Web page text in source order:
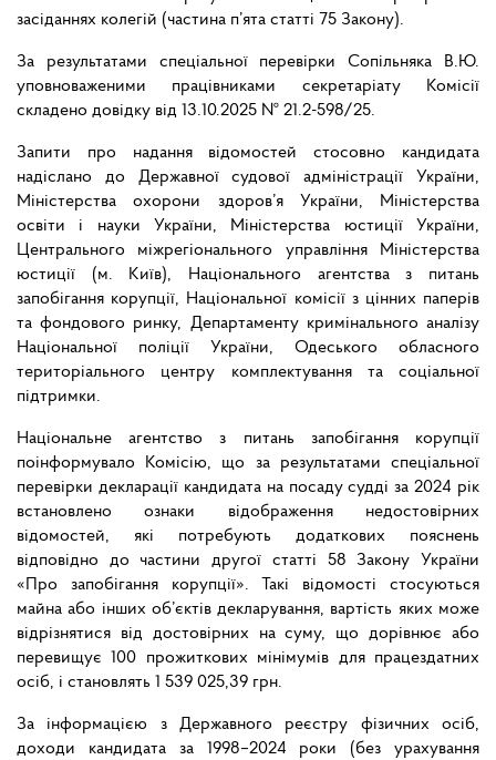
засіданнях колегій (частина п’ята статті 75 Закону).
За результатами спеціальної перевірки Сопільняка В.Ю.
уповноваженими працівниками секретаріату Комісії
складено довідку від 13.10.2025 № 21.2-598/25.
Запити про надання відомостей стосовно кандидата
надіслано до Державної судової адміністрації України,
Міністерства охорони здоров’я України, Міністерства
освіти і науки України, Міністерства юстиції України,
Центрального міжрегіонального управління Міністерства
юстиції (м. Київ), Національного агентства з питань
запобігання корупції, Національної комісії з цінних паперів
та фондового ринку, Департаменту кримінального аналізу
Національної поліції України, Одеського обласного
територіального центру комплектування та соціальної
підтримки.
Національне агентство з питань запобігання корупції
поінформувало Комісію, що за результатами спеціальної
перевірки декларації кандидата на посаду судді за 2024 рік
встановлено ознаки відображення недостовірних
відомостей, які потребують додаткових пояснень
відповідно до частини другої статті 58 Закону України
«Про запобігання корупції». Такі відомості стосуються
майна або інших об’єктів декларування, вартість яких може
відрізнятися від достовірних на суму, що дорівнює або
перевищує 100 прожиткових мінімумів для працездатних
осіб, і становлять 1 539 025,39 грн.
За інформацією з Державного реєстру фізичних осіб,
доходи кандидата за 1998–2024 роки (без урахування